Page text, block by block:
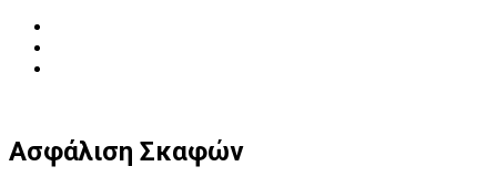
Ασφάλιση Σκαφών